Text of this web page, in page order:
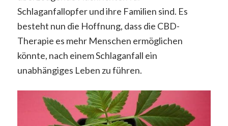
Schlaganfallopfer und ihre Familien sind. Es
besteht nun die Hoffnung, dass die CBD-
Therapie es mehr Menschen ermöglichen
könnte, nach einem Schlaganfall ein
unabhängiges Leben zu führen.